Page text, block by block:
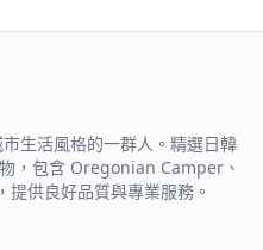
生活風格的一群人。精選日韓
，包含 Oregonian Camper、
供良好品質與專業服務。